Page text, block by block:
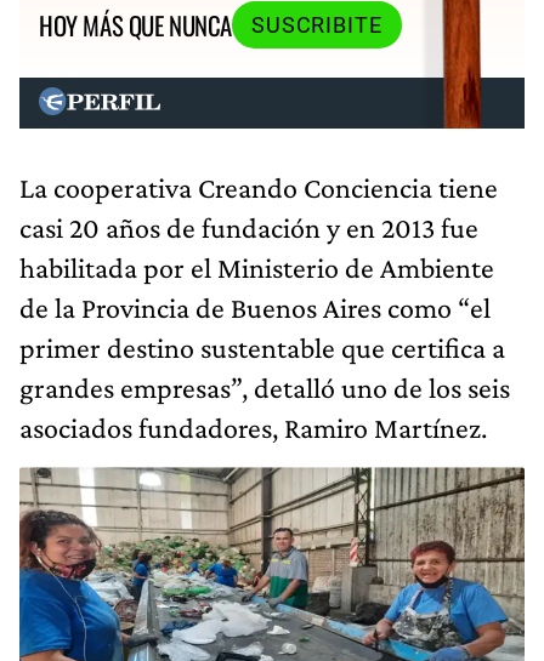
HOY MÁS QUE NUNCA
SUSCRIBITE
La cooperativa Creando Conciencia tiene
casi 20 años de fundación y en 2013 fue
habilitada por el Ministerio de Ambiente
de la Provincia de Buenos Aires como “el
primer destino sustentable que certifica a
grandes empresas”, detalló uno de los seis
asociados fundadores, Ramiro Martínez.